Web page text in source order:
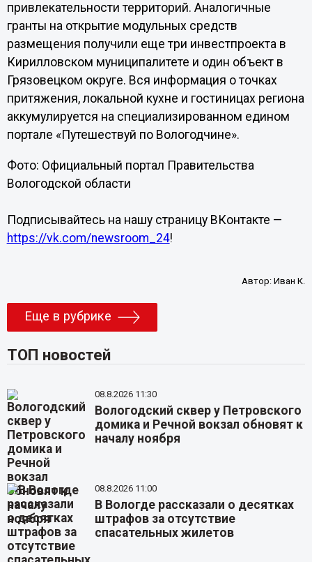
привлекательности территорий. Аналогичные
гранты на открытие модульных средств
размещения получили еще три инвестпроекта в
Кирилловском муниципалитете и один объект в
Грязовецком округе. Вся информация о точках
притяжения, локальной кухне и гостиницах региона
аккумулируется на специализированном едином
портале «Путешествуй по Вологодчине».
Фото: Официальный портал Правительства
Вологодской области
Подписывайтесь на нашу страницу ВКонтакте —
https://vk.com/newsroom_24!
Автор:Иван К.
Еще в рубрике
ТОП новостей
08.8.2026 11:30
Вологодский сквер у Петровского
домика и Речной вокзал обновят к
началу ноября
08.8.2026 11:00
В Вологде рассказали о десятках
штрафов за отсутствие
спасательных жилетов